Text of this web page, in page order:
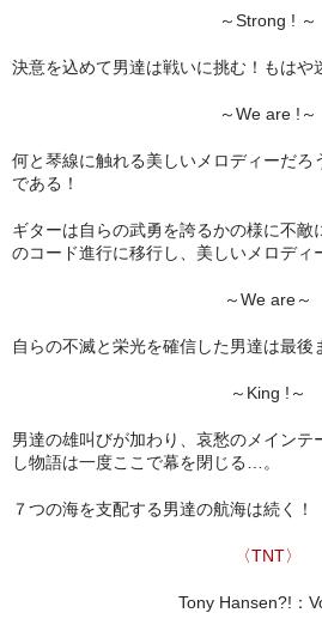
～Strong ! ～
決意を込めて男達は戦いに挑む！もはや
～We are !～
何と琴線に触れる美しいメロディーだろ
である！
ギターは自らの武勇を誇るかの様に不敵
のコード進行に移行し、美しいメロディ
～We are～
自らの不滅と栄光を確信した男達は最後
～King !～
男達の雄叫びが加わり、哀愁のメインテ
し物語は一度ここで幕を閉じる…。
７つの海を支配する男達の航海は続く！
〈TNT〉
Tony Hansen?!：